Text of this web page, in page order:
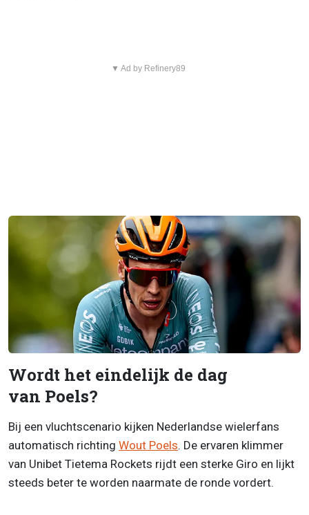
▼ Ad by Refinery89
Wordt het eindelijk de dag
van Poels?
Bij een vluchtscenario kijken Nederlandse wielerfans
automatisch richting Wout Poels. De ervaren klimmer
van Unibet Tietema Rockets rijdt een sterke Giro en lijkt
steeds beter te worden naarmate de ronde vordert.